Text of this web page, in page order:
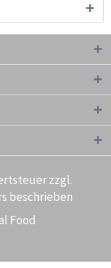
zzgl.
beschrieben
Food